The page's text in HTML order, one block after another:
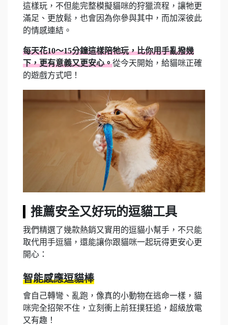
這樣玩，不但能完整模擬貓咪的狩獵流程，讓牠更
滿足、更放鬆，也會因為你參與其中，而加深彼此
的情感連結。
每天花10～15分鐘這樣陪牠玩，比你用手亂撥幾
下，更有意義又更安心。從今天開始，給貓咪正確
的遊戲方式吧！
推薦安全又好玩的逗貓工具
我們精選了幾款熱銷又實用的逗貓小幫手，不只能
取代用手逗貓，還能讓你跟貓咪一起玩得更安心更
開心：
智能感應逗貓棒
會自己轉彎、亂跑，像真的小動物在逃命一樣，貓
咪完全招架不住，立刻衝上前狂撲狂追，超級放電
又有趣！